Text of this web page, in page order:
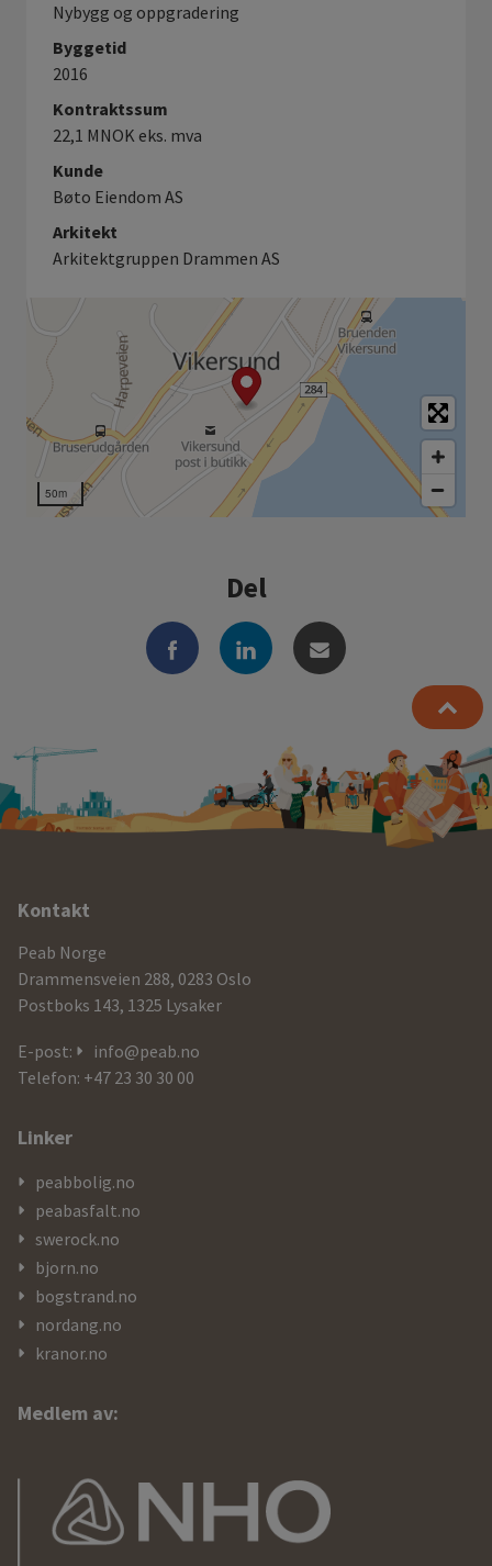
Nybygg og oppgradering
Byggetid
2016
Kontraktssum
22,1 MNOK eks. mva
Kunde
Bøto Eiendom AS
Arkitekt
Arkitektgruppen Drammen AS
50m
Del
Ytterligere
informasjon
og
kontaktdetaljer
Kontakt
Peab Norge
Drammensveien 288, 0283 Oslo
Postboks 143, 1325 Lysaker
E-post:
info@peab.no
Telefon: +47 23 30 30 00
Linker
peabbolig.no
peabasfalt.no
swerock.no
bjorn.no
bogstrand.no
nordang.no
kranor.no
Medlem av: